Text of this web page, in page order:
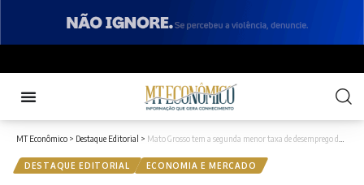
MT Econômico > Destaque Editorial > Mato Grosso tem a segunda menor taxa de desemprego do país em 2026
DESTAQUE EDITORIAL ECONOMIA E MERCADO